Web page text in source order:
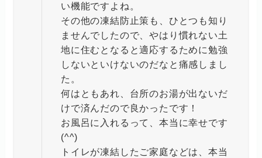
い機能ですよね。
その他の凍結防止策も、ひとつも知り
ませんでしたので、やはり慣れない土
地に住むとなると適応するために勉強
しないといけないのだなと痛感しまし
た。
何はともあれ、台所のお湯が出ないだ
けで済んだので良かったです！
お風呂に入れるって、本当に幸せです
(^^)
トイレが凍結したご家庭などは、本当